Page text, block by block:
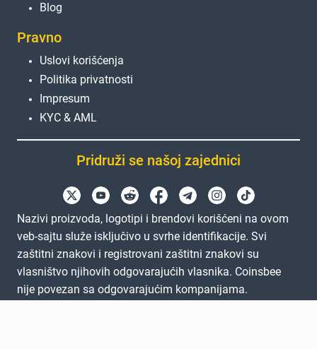
Blog
Pravno
Uslovi korišćenja
Politika privatnosti
Impresum
KYC & AML
Pridruži se našoj zajednici
Nazivi proizvoda, logotipi i brendovi korišćeni na ovom
veb-sajtu služe isključivo u svrhe identifikacije. Svi
zaštitni znakovi i registrovani zaštitni znakovi su
vlasništvo njihovih odgovarajućih vlasnika. Coinsbee
nije povezan sa odgovarajućim kompanijama.